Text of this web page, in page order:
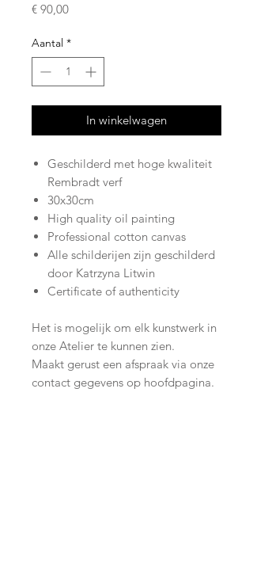
€ 90,00Prijs
Aantal *
In winkelwagen
Geschilderd met hoge kwaliteit
Rembradt verf
30x30cm
High quality oil painting
Professional cotton canvas
Alle schilderijen zijn geschilderd
door Katrzyna Litwin
Certificate of authenticity
Het is mogelijk om elk kunstwerk in
onze Atelier te kunnen zien.
Maakt gerust een afspraak via onze
contact gegevens op hoofdpagina.